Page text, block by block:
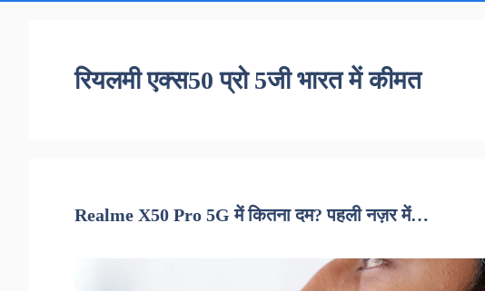
रियलमी एक्स50 प्रो 5जी भारत में कीमत
Realme X50 Pro 5G में कितना दम? पहली नज़र में…